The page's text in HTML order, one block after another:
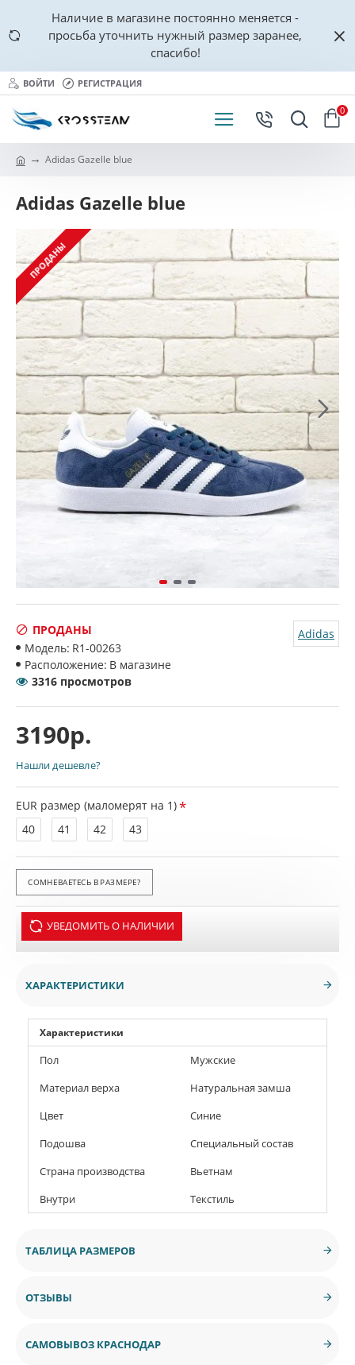
Наличие в магазине постоянно меняется -
просьба уточнить нужный размер заранее,
спасибо!
ВОЙТИ РЕГИСТРАЦИЯ
0
Adidas Gazelle blue
Adidas Gazelle blue
ПРОДАНЫ
3190р.
ПРОДАНЫ
Модель: R1-00263
Расположение: В магазине
Adidas
3316 просмотров
EUR размер (маломерят на 1)
40
41 42 43
УВЕДОМИТЬ О НАЛИЧИИ
Нашли дешевле?
ХАРАКТЕРИСТИКИ
Характеристики
Пол
Мужские
Материал верха
Натуральная замша
Цвет
Синие
Подошва
Специальный состав
Страна производства
Вьетнам
Внутри
Текстиль
ТАБЛИЦА РАЗМЕРОВ
ОТЗЫВЫ
САМОВЫВОЗ КРАСНОДАР
СОМНЕВАЕТЕСЬ В РАЗМЕРЕ?